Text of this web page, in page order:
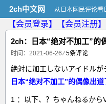
2ch中文网 从日本网民评论看
【会员登录】 【会员注册】
2ch：日本“绝对不加工”的
时间：2021-06-26 ⁄5条评论
絶対に加工しないアイドルが
日本“绝对不加工”的偶像出
1 ：以下、？ちゃんねるから